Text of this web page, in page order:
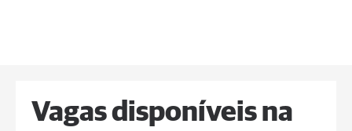
Vagas disponíveis na